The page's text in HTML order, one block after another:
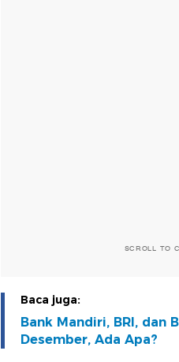
SCROLL TO
Baca juga:
Bank Mandiri, BRI, dan
Desember, Ada Apa?